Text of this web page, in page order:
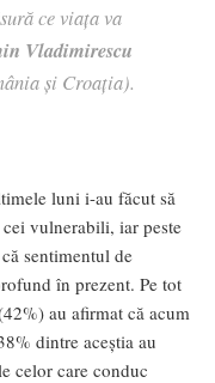
ce viața va
Vladimirescu
și Croația).
luni i-au făcut să
vulnerabili, iar peste
sentimentul de
în prezent. Pe tot
au afirmat că acum
dintre aceștia au
celor care conduc